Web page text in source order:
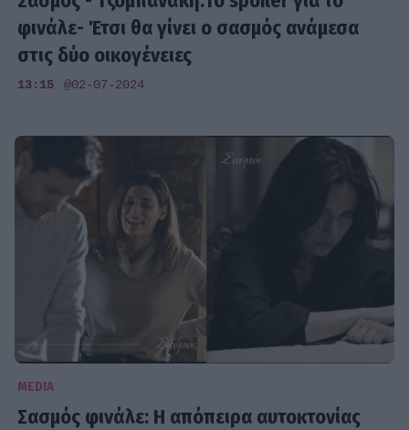
φινάλε- Έτσι θα γίνει ο σασμός ανάμεσα
στις δύο οικογένειες
13:15 @02-07-2024
MEDIA
Σασμός φινάλε: Η απόπειρα αυτοκτονίας